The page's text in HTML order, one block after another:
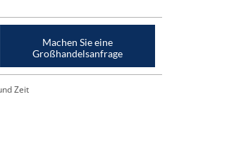
Machen Sie eine
Großhandelsanfrage
Zeit